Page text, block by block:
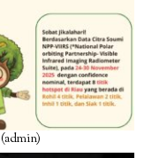
(admin)